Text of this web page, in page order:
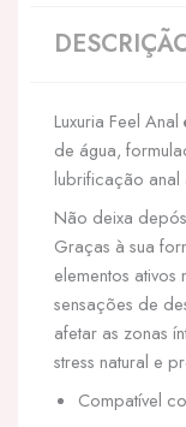
GUA
Luxuria Feel
de água,
lubrificação anal
Não deixa
Graças à sua
elementos ativos
sensações de
afetar as zonas
stress natural e
Compatível